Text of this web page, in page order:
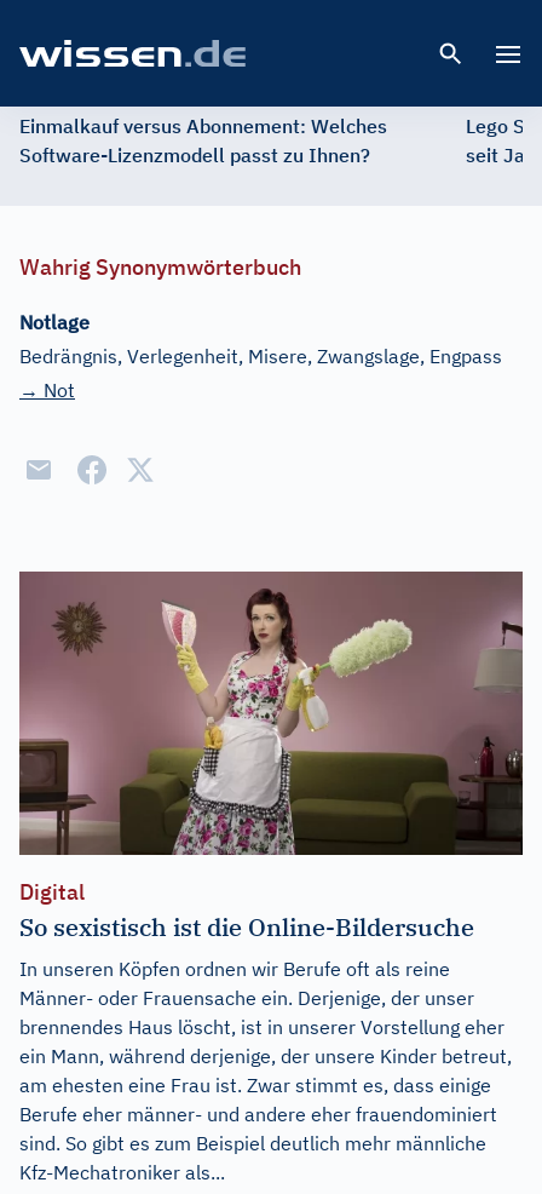
Einmalkauf versus Abonnement: Welches
Software-Lizenzmodell passt zu Ihnen?
Lego
seit
Wahrig Synonymwörterbuch
Notlage
Bedrängnis, Verlegenheit, Misere, Zwangslage, Engpass
→ Not
Digital
So sexistisch ist die Online-Bildersuche
In unseren Köpfen ordnen wir Berufe oft als reine
Männer- oder Frauensache ein. Derjenige, der unser
brennendes Haus löscht, ist in unserer Vorstellung eher
ein Mann, während derjenige, der unsere Kinder betreut,
am ehesten eine Frau ist. Zwar stimmt es, dass einige
Berufe eher männer- und andere eher frauendominiert
sind. So gibt es zum Beispiel deutlich mehr männliche
Kfz-Mechatroniker als...